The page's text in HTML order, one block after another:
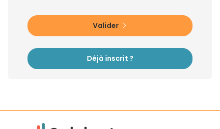
Valider
Déjà inscrit ?